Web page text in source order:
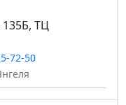
ТЦ
72-50